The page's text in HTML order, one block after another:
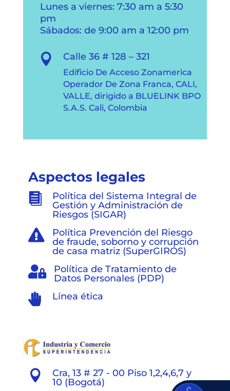
Lunes a viernes: 7:30 am a 5:30
pm
Sábados: de 9:00 am a 12:00 pm
 Calle 36 # 128 – 321
Edificio De Acceso Zonamerica
Operador De Zona Franca, CALI,
VALLE, dirigido a BLUELINK BPO
S.A.S. Cali, Colombia
Aspectos legales

Política del Sistema Integral de
Gestión y Administración de
Riesgos (SIGAR)

Política Prevención del Riesgo
de fraude, soborno y corrupción
de casa matriz (SuperGIROS)

Política de Tratamiento de
Datos Personales (PDP)
 Línea ética

Cra, 13 # 27 - 00 Piso 1,2,4,6,7 y
10 (Bogotá)